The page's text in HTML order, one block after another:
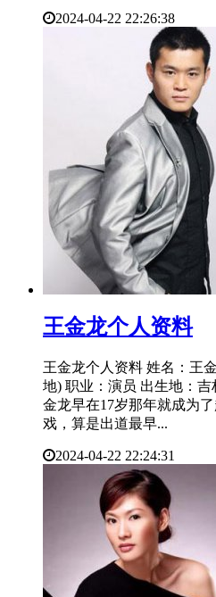
2024-04-22 22:26:38
​王金龙个人资料
王金龙个人资料 姓名：王
地) 职业：演员 出生地：
金龙早在17岁那年就成为
戏，算是出道最早...
2024-04-22 22:24:31